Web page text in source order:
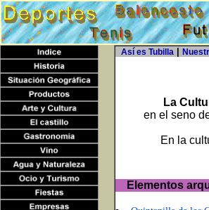
Así es Tubilla
La
en el seno
En la
Elementos